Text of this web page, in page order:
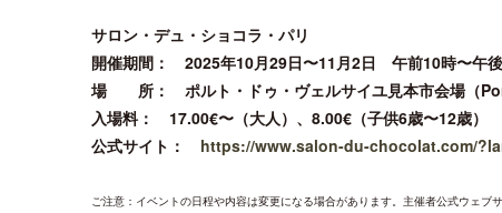
サロン・デュ・ショコラ・パリ
開催期間： 2025年10月29日〜11月2日 午前10時〜午
場 所： ポルト・ドゥ・ヴェルサイユ見本市会場（
入場料： 17.00€〜（大人）、8.00€（子供6歳〜12歳）
公式サイト： https://www.salon-du-chocolat.com/
ご注意：イベントの日程や内容は変更になる場合があります。主催者公式ウェ